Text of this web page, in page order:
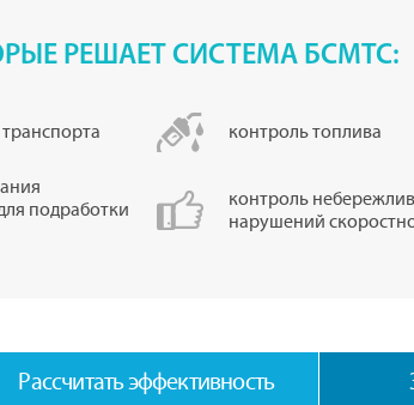
РЕШАЕТ СИСТЕМА БСМТС:
контроль топлива
подработки
контроль
нарушений
Рассчитать эффективность